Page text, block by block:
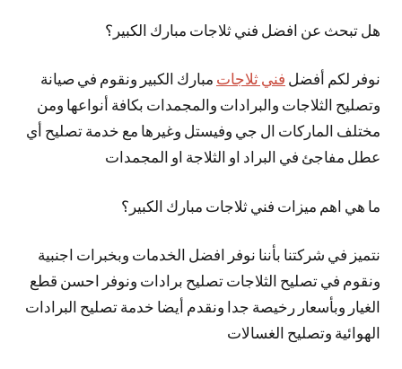
هل تبحث عن افضل فني ثلاجات مبارك الكبير؟
نوفر لكم أفضل فني ثلاجات مبارك الكبير ونقوم في صيانة
وتصليح الثلاجات والبرادات والمجمدات بكافة أنواعها ومن
مختلف الماركات ال جي وفيستل وغيرها مع خدمة تصليح أي
عطل مفاجئ في البراد او الثلاجة او المجمدات
ما هي اهم ميزات فني ثلاجات مبارك الكبير؟
نتميز في شركتنا بأننا نوفر افضل الخدمات وبخبرات اجنبية
ونقوم في تصليح الثلاجات تصليح برادات ونوفر احسن قطع
الغيار وبأسعار رخيصة جدا ونقدم أيضا خدمة تصليح البرادات
الهوائية وتصليح الغسالات